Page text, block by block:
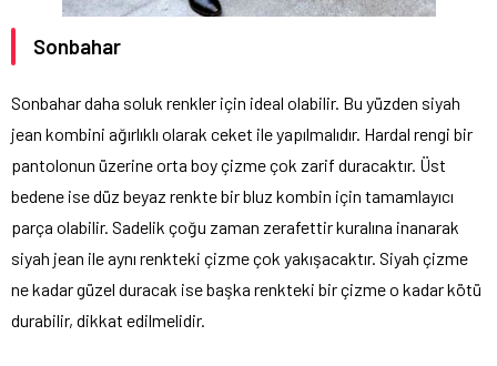
Sonbahar
Sonbahar daha soluk renkler için ideal olabilir. Bu yüzden siyah
jean kombini ağırlıklı olarak ceket ile yapılmalıdır. Hardal rengi bir
pantolonun üzerine orta boy çizme çok zarif duracaktır. Üst
bedene ise düz beyaz renkte bir bluz kombin için tamamlayıcı
parça olabilir. Sadelik çoğu zaman zerafettir kuralına inanarak
siyah jean ile aynı renkteki çizme çok yakışacaktır. Siyah çizme
ne kadar güzel duracak ise başka renkteki bir çizme o kadar kötü
durabilir, dikkat edilmelidir.